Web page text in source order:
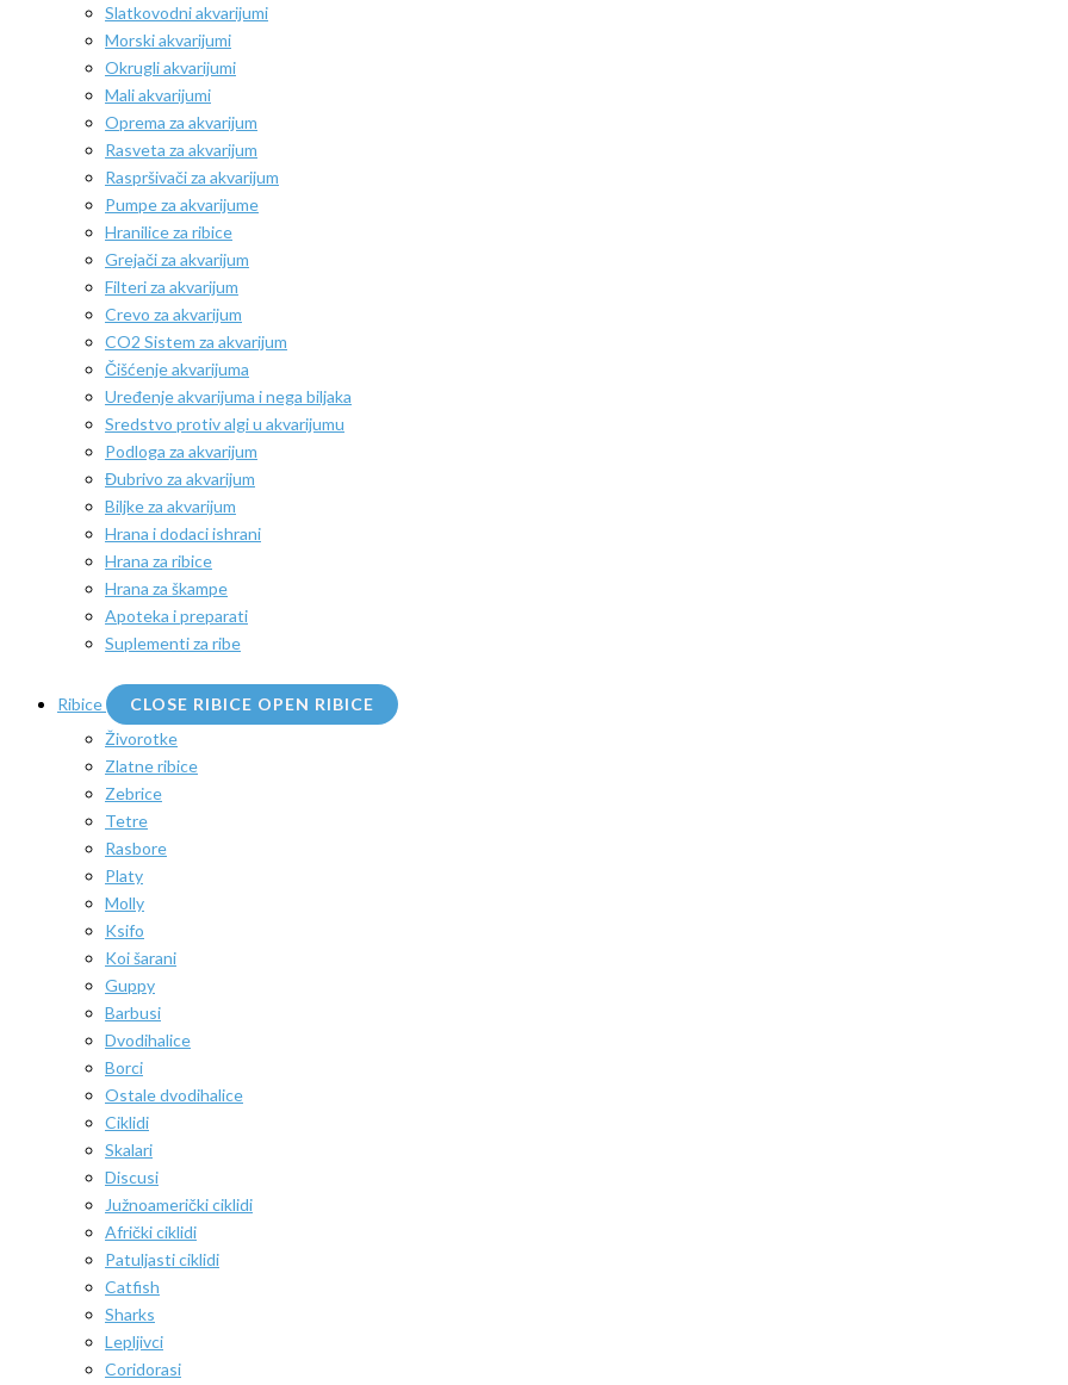
Slatkovodni akvarijumi
Morski akvarijumi
Okrugli akvarijumi
Mali akvarijumi
Oprema za akvarijum
Rasveta za akvarijum
Raspršivači za akvarijum
Pumpe za akvarijume
Hranilice za ribice
Grejači za akvarijum
Filteri za akvarijum
Crevo za akvarijum
CO2 Sistem za akvarijum
Čišćenje akvarijuma
Uređenje akvarijuma i nega biljaka
Sredstvo protiv algi u akvarijumu
Podloga za akvarijum
Đubrivo za akvarijum
Biljke za akvarijum
Hrana i dodaci ishrani
Hrana za ribice
Hrana za škampe
Apoteka i preparati
Suplementi za ribe
Ribice CLOSE RIBICE OPEN RIBICE
Živorotke
Zlatne ribice
Zebrice
Tetre
Rasbore
Platy
Molly
Ksifo
Koi šarani
Guppy
Barbusi
Dvodihalice
Borci
Ostale dvodihalice
Ciklidi
Skalari
Discusi
Južnoamerički ciklidi
Afrički ciklidi
Patuljasti ciklidi
Catfish
Sharks
Lepljivci
Coridorasi